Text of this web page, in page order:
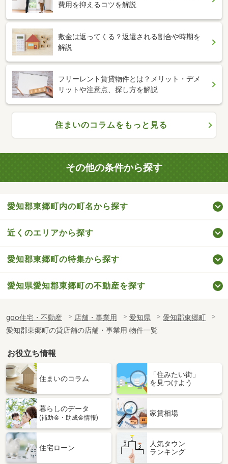
費用を抑えるコツを解説
敷金は返ってくる？返還される割合や時期を
解説
フリーレント賃貸物件とは？メリット・デメ
リットや注意点、探し方を解説
住まいのコラムをもっと見る
その他の条件から探す
愛知郡東郷町内の町名から探す
近くのエリアから探す
愛知郡東郷町の特集から探す
愛知県愛知郡東郷町の不動産を探す
goo住宅・不動産 店舗・事業用 愛知県
愛知郡東郷町
愛知郡東郷町の貸店舗の店舗・事業用 物件一覧
お役立ち情報
住まいのコラム
「住みたい街」
を見つけよう
暮らしのデータ
(補助金・助成金情報)
家賃相場
住宅ローン
人気タウン
ランキング